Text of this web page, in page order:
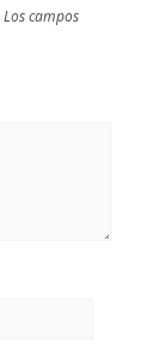
Los campos